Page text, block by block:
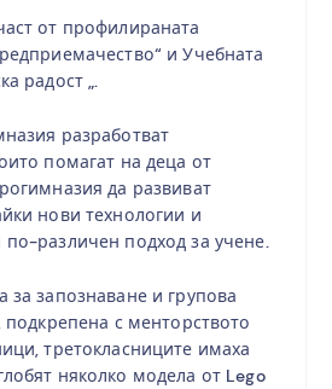
от профилираната
и Учебната
радост „.
разработват
помагат на деца от
да развиват
нови технологии и
различен подход за учене.
за запознаване и групова
подкрепена с менторството
третокласниците имаха
няколко модела от Lego